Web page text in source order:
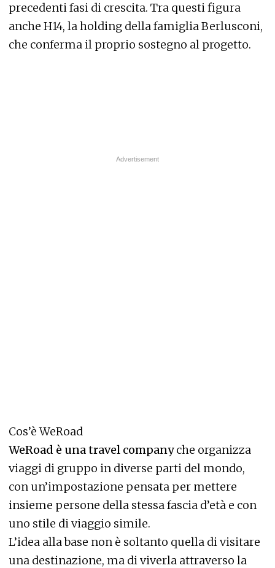
precedenti fasi di crescita. Tra questi figura
anche H14, la holding della famiglia Berlusconi,
che conferma il proprio sostegno al progetto.
Cos’è WeRoad
WeRoad è una travel companyche organizza
viaggi di gruppo in diverse parti del mondo,
con un’impostazione pensata per mettere
insieme persone della stessa fascia d’età e con
uno stile di viaggio simile.
L’idea alla base non è soltanto quella di visitare
una destinazione, ma di viverla attraverso la